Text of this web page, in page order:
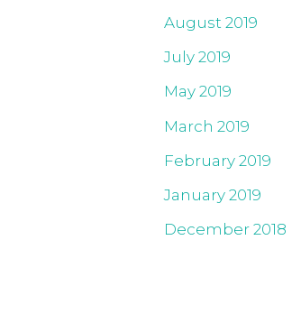
August 2019
July 2019
May 2019
March 2019
February 2019
January 2019
December 2018